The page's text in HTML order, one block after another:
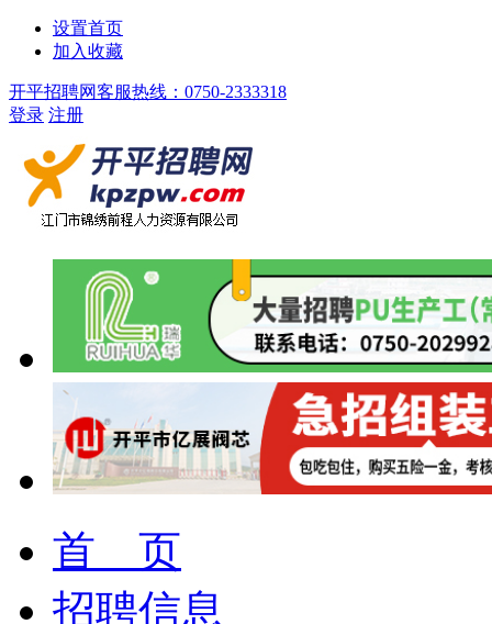
设置首页
加入收藏
开平招聘网客服热线：0750-2333318
登录 注册
首 页
招聘信息